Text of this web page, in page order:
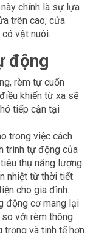
chính là sự lựa
trên cao, cửa
vật nuôi.
động
rèm tự cuốn
khiển từ xa sẽ
tiếp cận tại
trong việc cách
trình tự động của
thụ năng lượng.
nhiệt từ thời tiết
cho gia đình.
động cơ mang lại
so với rèm thông
trọng và tinh tế hơn.